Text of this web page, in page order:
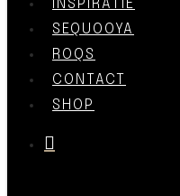
INSPIRATIE
SEQUOOYA
ROQS
CONTACT
SHOP